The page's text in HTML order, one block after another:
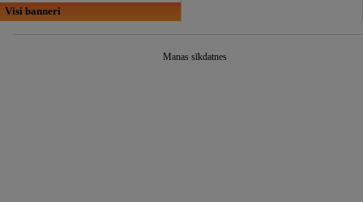
Visi banneri
Manas sīkdatnes